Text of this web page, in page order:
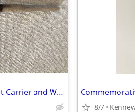
World War ll Ammunition Belt Carrier and World War ll Wooden Shovel
8/7